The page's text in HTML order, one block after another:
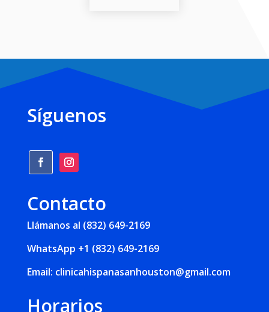
Síguenos
Contacto
Llámanos al (832) 649-2169
WhatsApp +1 (832) 649-2169
Email: clinicahispanasanhouston@gmail.com
Horarios